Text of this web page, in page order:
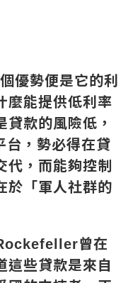
優勢便是它的利
麼能提供低利率
款的風險低，
台，勢必得在貸
代，而能夠控制
於「軍人社群的
曾在
這些貸款是來自